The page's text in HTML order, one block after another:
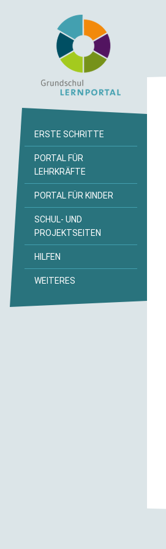
ERSTE SCHRITTE
PORTAL FÜR
LEHRKRÄFTE
PORTAL FÜR KINDER
SCHUL- UND
PROJEKTSEITEN
HILFEN
WEITERES